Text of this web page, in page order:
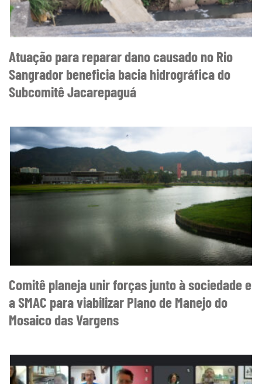
Atuação para reparar dano causado no Rio
Sangrador beneficia bacia hidrográfica do
Subcomitê Jacarepaguá
Comitê planeja unir forças junto à sociedade e
a SMAC para viabilizar Plano de Manejo do
Mosaico das Vargens